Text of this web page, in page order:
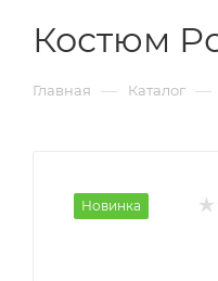
Костюм
Главная — Каталог —
Новинка